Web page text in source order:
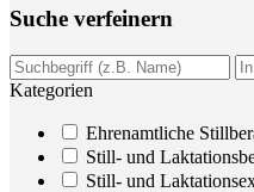
Suche ver­fei­nern
Kategorien
Ehrenamtliche
Still- und
Still- und